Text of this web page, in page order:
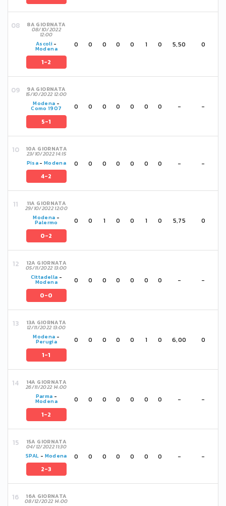
8A GIORNATA
08/10/2022
12:00
Ascoli -
Modena
1-2
0 0 0 0 0 1 0 5,50 0
9A GIORNATA
15/10/2022 12:00
Modena -
Como 1907
5-1
0 0 0 0 0 0 0 - -
10A GIORNATA
23/10/2022 14:15
Pisa-Modena
4-2
0 0 0 0 0 0 0 - -
11A GIORNATA
29/10/2022 12:00
Modena -
Palermo
0-2
0 0 1 0 0 1 0 5,75 0
12A GIORNATA
05/11/2022 13:00
Cittadella -
Modena
0-0
0 0 0 0 0 0 0 - -
13A GIORNATA
12/11/2022 13:00
Modena -
Perugia
1-1
0 0 0 0 0 1 0 6,00 0
14A GIORNATA
26/11/2022 14:00
Parma -
Modena
1-2
0 0 0 0 0 0 0 - -
15A GIORNATA
04/12/2022 11:30
SPAL - Modena
2-3
0 0 0 0 0 0 0 - -
16A GIORNATA
08/12/2022 14:00